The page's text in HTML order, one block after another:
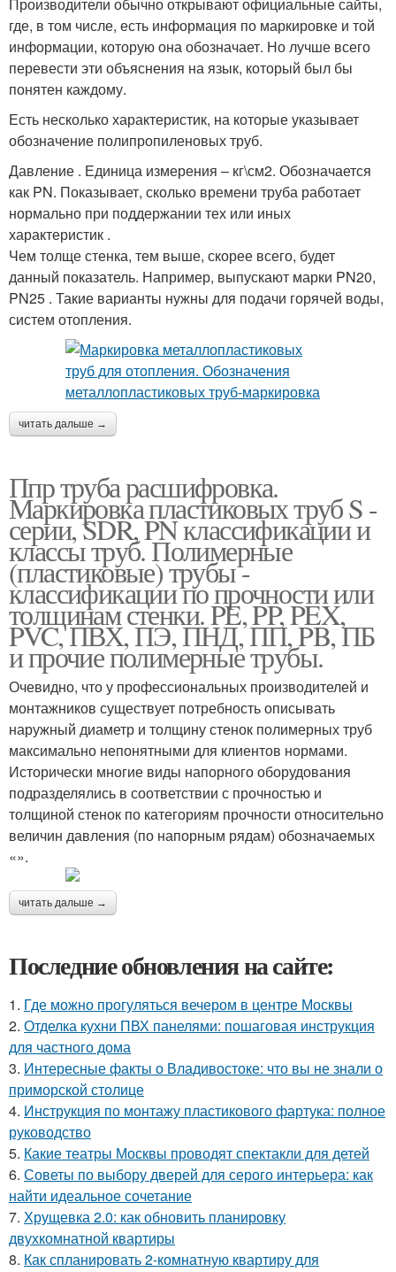
где, в том числе, есть информация по маркировке и той
информации, которую она обозначает. Но лучше всего
перевести эти объяснения на язык, который был бы
понятен каждому.
Есть несколько характеристик, на которые указывает
обозначение полипропиленовых труб.
Давление . Единица измерения – кг\см2. Обозначается
как PN. Показывает, сколько времени труба работает
нормально при поддержании тех или иных
характеристик .
Чем толще стенка, тем выше, скорее всего, будет
данный показатель. Например, выпускают марки PN20,
PN25 . Такие варианты нужны для подачи горячей воды,
систем отопления.
читать дальше →
Ппр труба расшифровка.
Маркировка пластиковых труб S -
серии, SDR, PN классификации и
классы труб. Полимерные
(пластиковые) трубы -
классификации по прочности или
толщинам стенки. PE, PP, PEX,
PVC, ПВХ, ПЭ, ПНД, ПП, PB, ПБ
и прочие полимерные трубы.
Очевидно, что у профессиональных производителей и
монтажников существует потребность описывать
наружный диаметр и толщину стенок полимерных труб
максимально непонятными для клиентов нормами.
Исторически многие виды напорного оборудования
подразделялись в соответствии с прочностью и
толщиной стенок по категориям прочности относительно
величин давления (по напорным рядам) обозначаемых
«».
читать дальше →
Последние обновления на сайте:
1. Где можно прогуляться вечером в центре Москвы
2. Отделка кухни ПВХ панелями: пошаговая инструкция
для частного дома
3. Интересные факты о Владивостоке: что вы не знали о
приморской столице
4. Инструкция по монтажу пластикового фартука: полное
руководство
5. Какие театры Москвы проводят спектакли для детей
6. Советы по выбору дверей для серого интерьера: как
найти идеальное сочетание
7. Хрущевка 2.0: как обновить планировку
двухкомнатной квартиры
8. Как спланировать 2-комнатную квартиру для